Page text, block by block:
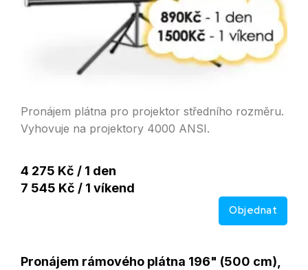
Pronájem plátna pro projektor středního rozměru.
Vyhovuje na projektory 4000 ANSI.
4 275 Kč / 1 den
7 545 Kč / 1 víkend
Objednat
Pronájem rámového plátna 196" (500 cm),